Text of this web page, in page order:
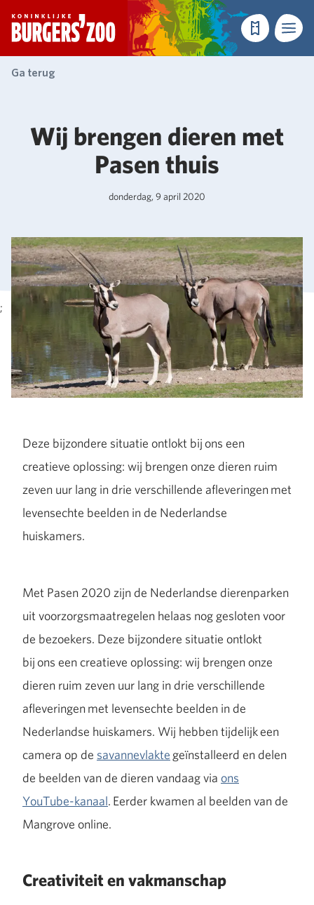
- Homepagina
TicketsMenu
Ga terug
;
Wij brengen dieren met
Pasen thuis
donderdag, 9 april 2020
Deze bijzondere situatie ontlokt bij ons een
creatieve oplossing: wij brengen onze dieren ruim
zeven uur lang in drie verschillende afleveringen met
levensechte beelden in de Nederlandse
huiskamers.
Met Pasen 2020 zijn de Nederlandse dierenparken
uit voorzorgsmaatregelen helaas nog gesloten voor
de bezoekers. Deze bijzondere situatie ontlokt
bij ons een creatieve oplossing: wij brengen onze
dieren ruim zeven uur lang in drie verschillende
afleveringen met levensechte beelden in de
Nederlandse huiskamers. Wij hebben tijdelijk een
camera op de savannevlakte geïnstalleerd en delen
de beelden van de dieren vandaag via ons
YouTube-kanaal. Eerder kwamen al beelden van de
Mangrove online.
Creativiteit en vakmanschap